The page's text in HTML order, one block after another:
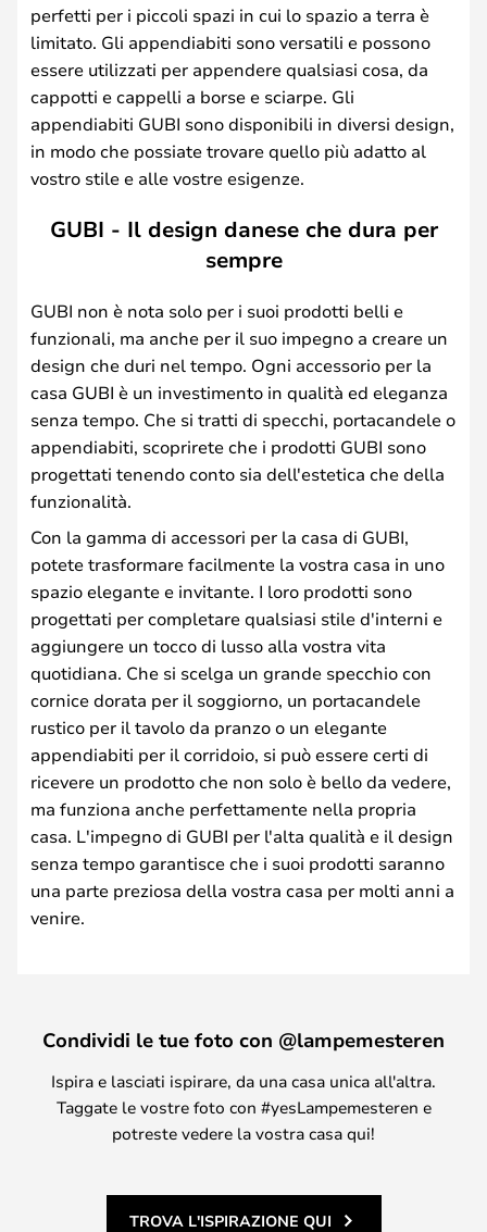
perfetti per i piccoli spazi in cui lo spazio a terra è
limitato. Gli appendiabiti sono versatili e possono
essere utilizzati per appendere qualsiasi cosa, da
cappotti e cappelli a borse e sciarpe. Gli
appendiabiti GUBI sono disponibili in diversi design,
in modo che possiate trovare quello più adatto al
vostro stile e alle vostre esigenze.
GUBI - Il design danese che dura per
sempre
GUBI non è nota solo per i suoi prodotti belli e
funzionali, ma anche per il suo impegno a creare un
design che duri nel tempo. Ogni accessorio per la
casa GUBI è un investimento in qualità ed eleganza
senza tempo. Che si tratti di specchi, portacandele o
appendiabiti, scoprirete che i prodotti GUBI sono
progettati tenendo conto sia dell'estetica che della
funzionalità.
Con la gamma di accessori per la casa di GUBI,
potete trasformare facilmente la vostra casa in uno
spazio elegante e invitante. I loro prodotti sono
progettati per completare qualsiasi stile d'interni e
aggiungere un tocco di lusso alla vostra vita
quotidiana. Che si scelga un grande specchio con
cornice dorata per il soggiorno, un portacandele
rustico per il tavolo da pranzo o un elegante
appendiabiti per il corridoio, si può essere certi di
ricevere un prodotto che non solo è bello da vedere,
ma funziona anche perfettamente nella propria
casa. L'impegno di GUBI per l'alta qualità e il design
senza tempo garantisce che i suoi prodotti saranno
una parte preziosa della vostra casa per molti anni a
venire.
Condividi le tue foto con @lampemesteren
Ispira e lasciati ispirare, da una casa unica all'altra.
Taggate le vostre foto con #yesLampemesteren e
potreste vedere la vostra casa qui!
TROVA L'ISPIRAZIONE QUI